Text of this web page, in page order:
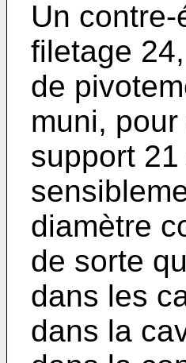
Un
filetage
de
muni,
support
diamètre
de sorte
dans les
dans la